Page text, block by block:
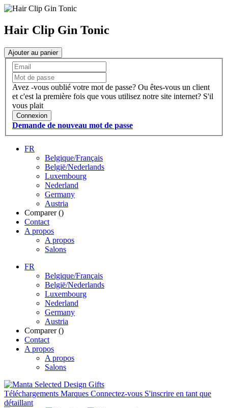
Hair Clip Gin Tonic
Ajouter au panier
Avez -vous oublié votre mot de passe? Ou êtes-vous un client
et c'est la première fois que vous utilisez notre site internet? S'il
vous plait
Connexion
Demande de nouveau mot de passe
FR
Belgique/Français
België/Nederlands
Luxembourg
Nederland
Germany
Austria
Comparer ()
Contact
A propos
A propos
Salons
FR
Belgique/Français
België/Nederlands
Luxembourg
Nederland
Germany
Austria
Comparer ()
Contact
A propos
A propos
Salons
Téléchargements Marques Connectez-vous S'inscrire en tant que
détaillant